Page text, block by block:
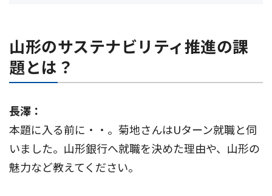
山形のサステナビリティ推進の課
題とは？
長澤：
本題に入る前に・・。菊地さんはUターン就職と伺
いました。山形銀行へ就職を決めた理由や、山形の
魅力など教えてください。